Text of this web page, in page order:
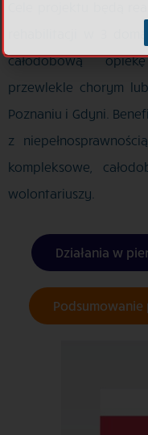
rehabilitacji w 3
całodobową
przewlekle chorym
Poznaniu i Gdyni.
z
kompleksowe,
wolontariuszy.
Działania w